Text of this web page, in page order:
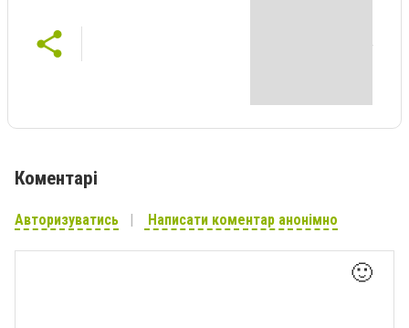
Коментарі
Авторизуватись Написати коментар анонімно
🙂